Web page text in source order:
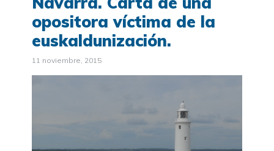
opositora víctima de la
euskaldunización.
11 noviembre, 2015